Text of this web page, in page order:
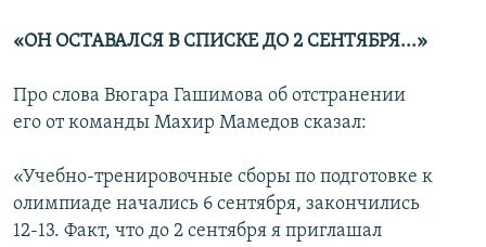
«ОН ОСТАВАЛСЯ В СПИСКЕ ДО 2 СЕНТЯБРЯ...»
Про слова Вюгара Гашимова об отстранении
его от команды Махир Мамедов сказал:
«Учебно-тренировочные сборы по подготовке к
олимпиаде начались 6 сентября, закончились
12-13. Факт, что до 2 сентября я приглашал